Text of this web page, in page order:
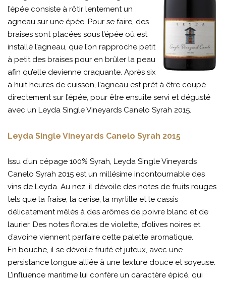
l’épée consiste à rôtir lentement un
agneau sur une épée. Pour se faire, des
braises sont placées sous l’épée où est
installé l’agneau, que l’on rapproche petit
à petit des braises pour en brûler la peau
afin qu’elle devienne craquante. Après six
à huit heures de cuisson, l’agneau est prêt à être coupé
directement sur l’épée, pour être ensuite servi et dégusté
avec un Leyda Single Vineyards Canelo Syrah 2015.
Leyda Single Vineyards Canelo Syrah 2015
Issu d’un cépage 100% Syrah, Leyda Single Vineyards
Canelo Syrah 2015 est un millésime incontournable des
vins de Leyda. Au nez, il dévoile des notes de fruits rouges
tels que la fraise, la cerise, la myrtille et le cassis
délicatement mêlés à des arômes de poivre blanc et de
laurier. Des notes florales de violette, d’olives noires et
d’avoine viennent parfaire cette palette aromatique.
En bouche, il se dévoile fruité et juteux, avec une
persistance longue alliée à une texture douce et soyeuse.
L’influence maritime lui confère un caractère épicé, qui